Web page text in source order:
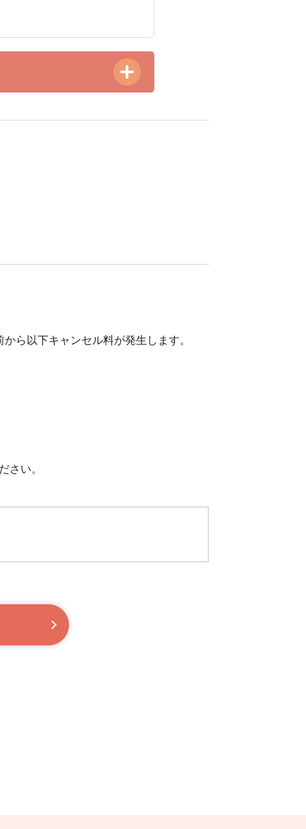
ら以下キャンセル料が発生します。
さい。